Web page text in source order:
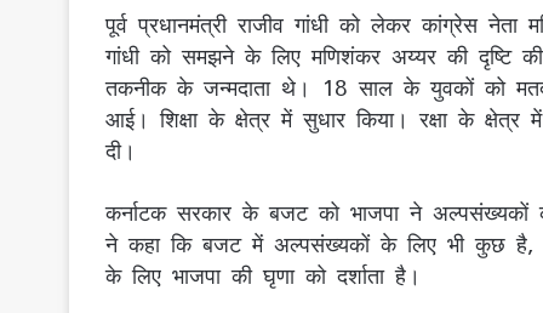
पूर्व प्रधानमंत्री राजीव गांधी को लेकर कांग्रेस
गांधी को समझने के लिए मणिशंकर अय्यर की दृष्टि
तकनीक के जन्मदाता थे। 18 साल के युवकों को
आई। शिक्षा के क्षेत्र में सुधार किया। रक्षा के क्षेत्र
दी।
कर्नाटक सरकार के बजट को भाजपा ने अल्पसंख्यकों
ने कहा कि बजट में अल्पसंख्यकों के लिए भी कुछ है,
के लिए भाजपा की घृणा को दर्शाता है।